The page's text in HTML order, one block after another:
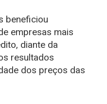
beneficiou
empresas mais
diante da
resultados
dos preços das